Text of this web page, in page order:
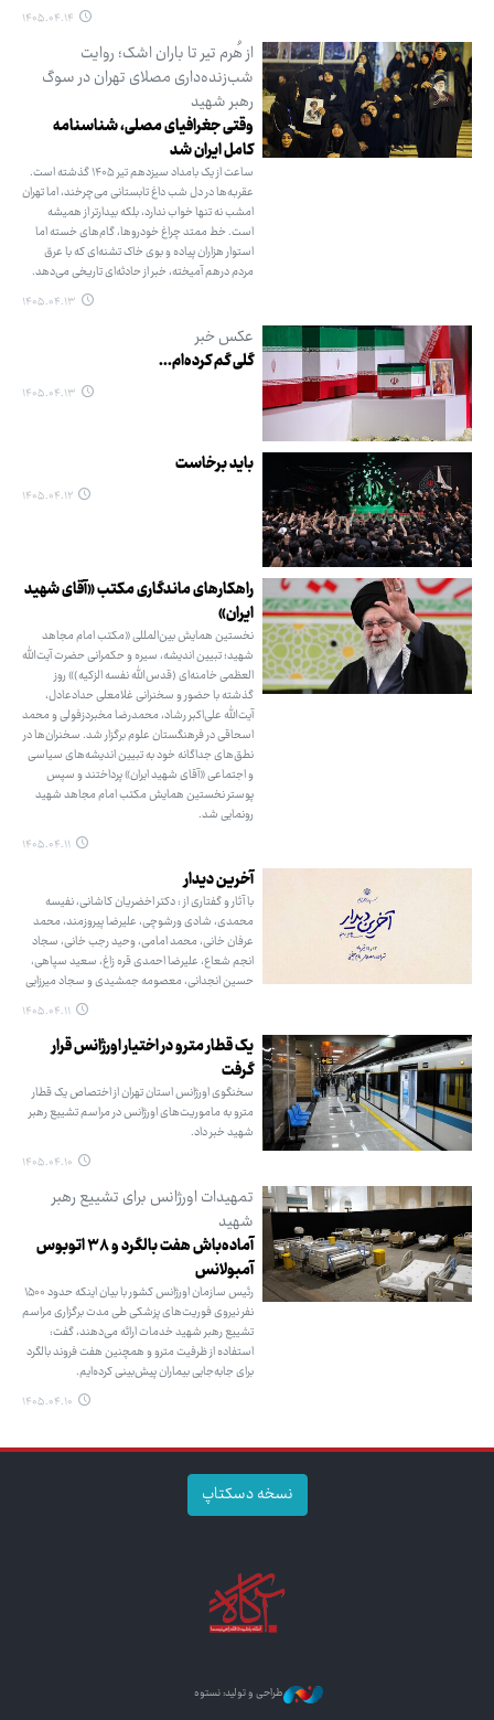
۱۴۰۵.۰۴.۱۴
از هُرم تیر تا باران اشک؛ روایت
شب‌زنده‌داری مصلای تهران در سوگ
رهبر شهید
وقتی جغرافیای مصلی، شناسنامه
کامل ایران شد
ساعت از یک بامداد سیزدهم تیر ۱۴۰۵ گذشته است.
عقربه‌ها در دل شب داغ تابستانی می‌چرخند، اما تهران
امشب نه تنها خواب ندارد، بلکه بیدارتر از همیشه
است. خط ممتد چراغ خودروها، گام‌های خسته اما
استوار هزاران پیاده و بوی خاک تشنه‌ای که با عرق
مردم درهم آمیخته، خبر از حادثه‌ای تاریخی می‌دهد.
۱۴۰۵.۰۴.۱۳
عکس خبر
گلی گم کرده‌ام...
۱۴۰۵.۰۴.۱۳
باید برخاست
۱۴۰۵.۰۴.۱۲
راهکارهای ماندگاری مکتب «آقای شهید
ایران»
نخستین همایش بین‌المللی «مکتب امام مجاهد
شهید؛ تبیین اندیشه، سیره و حکمرانی حضرت آیت‌الله
العظمی خامنه‌ای (قدس‌الله نفسه الزکیه)» روز
گذشته با حضور و سخنرانی غلامعلی حدادعادل،
آیت‌الله علی‌اکبر رشاد، محمدرضا مخبردزفولی و محمد
اسحاقی در فرهنگستان علوم برگزار شد. سخنران‌ها در
نطق‌های جداگانه خود به تبیین اندیشه‌های سیاسی
و اجتماعی «آقای شهید ایران» پرداختند و سپس
پوستر نخستین همایش مکتب امام مجاهد شهید
رونمایی شد.
۱۴۰۵.۰۴.۱۱
آخرین دیدار
با آثار و گفتاری از : دکتر اخضریان کاشانی، نفیسه
محمدی، شادی ورشوچی، علیرضا پیروزمند، محمد
عرفان خانی، محمد امامی، وحید رجب خانی، سجاد
انجم شعاع، علیرضا احمدی قره زاغ، سعید سپاهی،
حسین انجدانی، معصومه جمشیدی و سجاد میرزایی
۱۴۰۵.۰۴.۱۱
یک قطار مترو در اختیار اورژانس قرار
گرفت
سخنگوی اورژانس استان تهران از اختصاص یک قطار
مترو به ماموریت‌های اورژانس در مراسم تشییع رهبر
شهید خبر داد.
۱۴۰۵.۰۴.۱۰
تمهیدات اورژانس برای تشییع رهبر
شهید
آماده‌باش هفت بالگرد و ۳۸ اتوبوس
آمبولانس
رئیس سازمان اورژانس کشور با بیان اینکه حدود ۱۵۰۰
نفر نیروی فوریت‌های پزشکی طی مدت برگزاری مراسم
تشییع رهبر شهید خدمات ارائه می‌دهند، گفت:
استفاده از ظرفیت مترو و همچنین هفت فروند بالگرد
برای جابه‌جایی بیماران پیش‌بینی کرده‌ایم.
۱۴۰۵.۰۴.۱۰
نسخه دسکتاپ
طراحی و تولید: نستوه